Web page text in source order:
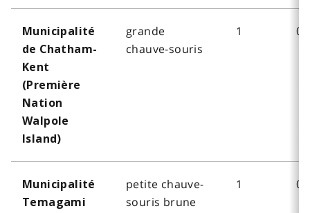
Municipalité
de Chatham-
Kent
(Première
Nation
Walpole
Island)
grande
chauve-souris
1 0
Municipalité
Temagami
petite chauve-
souris brune
1 0